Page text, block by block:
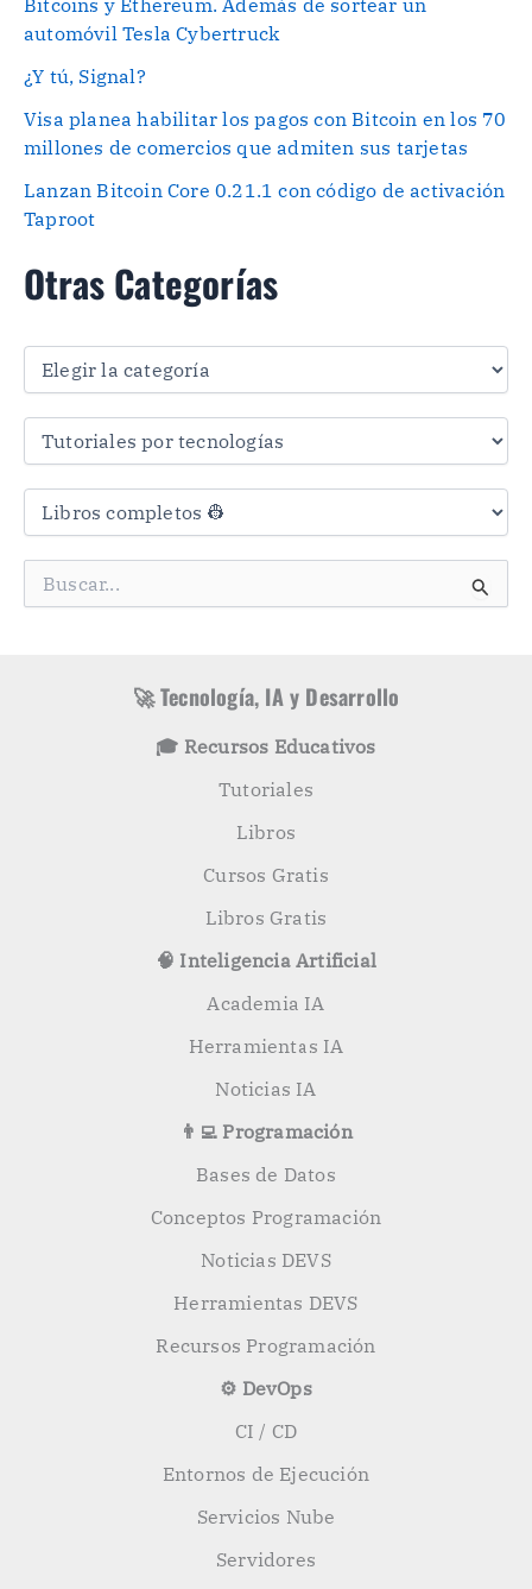
automóvil Tesla Cybertruck
¿Y tú, Signal?
Visa planea habilitar los pagos con Bitcoin en los 70
millones de comercios que admiten sus tarjetas
Lanzan Bitcoin Core 0.21.1 con código de activación
Taproot
Otras Categorías
O
a
a
🚀 Tecnología, IA y Desarrollo
🎓 Recursos Educativos
Tutoriales
Libros
Cursos Gratis
Libros Gratis
🧠 Inteligencia Artificial
Academia IA
Herramientas IA
Noticias IA
👨‍💻 Programación
Bases de Datos
Conceptos Programación
Noticias DEVS
Herramientas DEVS
Recursos Programación
⚙️ DevOps
CI / CD
Entornos de Ejecución
Servicios Nube
Servidores